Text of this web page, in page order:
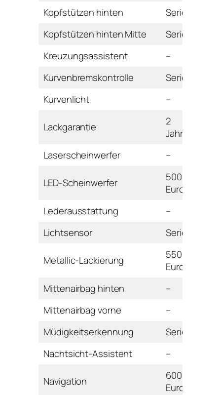
Kopfstützen hinten
Serie
Kopfstützen hinten Mitte
Serie
Kreuzungsassistent
–
Kurvenbremskontrolle
Serie
Kurvenlicht
–
Lackgarantie
2
Jahre
Laserscheinwerfer
–
LED-Scheinwerfer
500
Euro
Lederausstattung
–
Lichtsensor
Serie
Metallic-Lackierung
550
Euro
Mittenairbag hinten
–
Mittenairbag vorne
–
Müdigkeitserkennung
Serie
Nachtsicht-Assistent
–
Navigation
600
Euro